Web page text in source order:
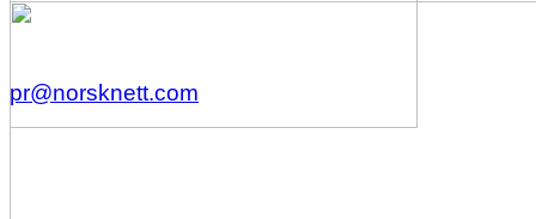
pr@norsknett.com